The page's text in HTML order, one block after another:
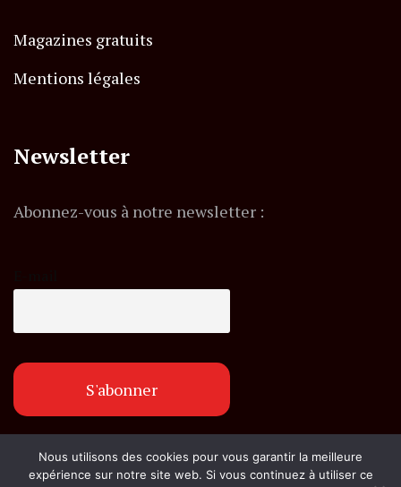
Magazines gratuits
Mentions légales
Newsletter
Abonnez-vous à notre newsletter :
© Copyright flashexpress.fr. Tous droits réservés.
Nous utilisons des cookies pour vous garantir la meilleure
expérience sur notre site web. Si vous continuez à utiliser ce